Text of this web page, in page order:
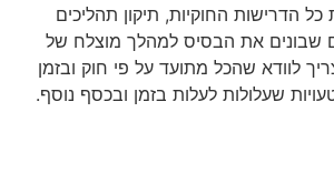
הדרישות החוקיות, תיקון תהליכים
שבונים את הבסיס למהלך מוצלח של
לוודא שהכל מתועד על פי חוק ובזמן
שעלולות לעלות בזמן ובכסף נוסף.